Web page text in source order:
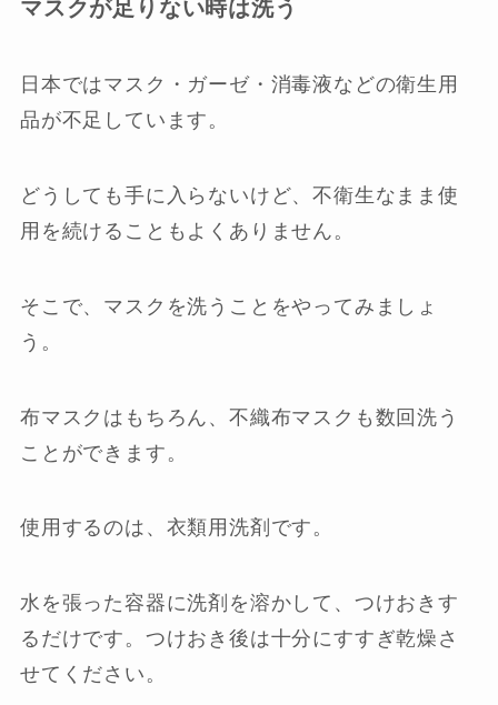
マスクが足りない時は洗う
日本ではマスク・ガーゼ・消毒液などの衛生用
品が不足しています。
どうしても手に入らないけど、不衛生なまま使
用を続けることもよくありません。
そこで、マスクを洗うことをやってみましょ
う。
布マスクはもちろん、不織布マスクも数回洗う
ことができます。
使用するのは、衣類用洗剤です。
水を張った容器に洗剤を溶かして、つけおきす
るだけです。つけおき後は十分にすすぎ乾燥さ
せてください。